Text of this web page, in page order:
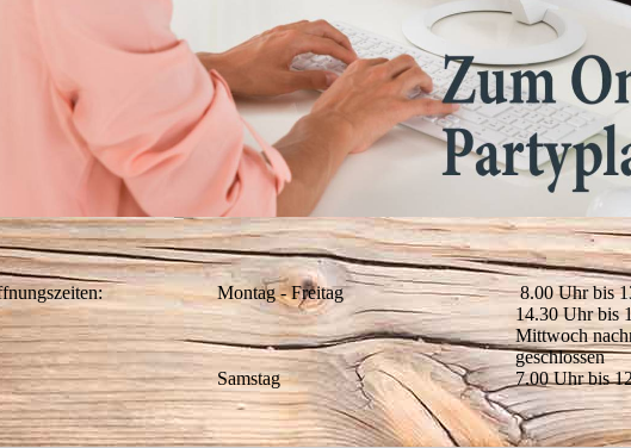
Montag - Freitag
Samstag
8.00 Uhr bis
14.30 Uhr bis
Mittwoch
geschlossen
7.00 Uhr bis